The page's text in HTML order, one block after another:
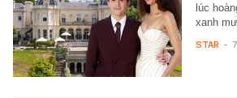
lúc
xanh
STAR -